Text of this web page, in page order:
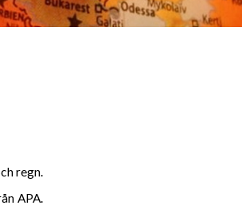
regn.
APA.